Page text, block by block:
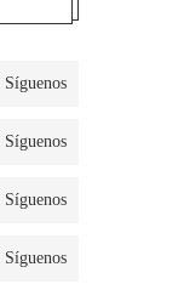
Síguenos
Síguenos
Síguenos
Síguenos